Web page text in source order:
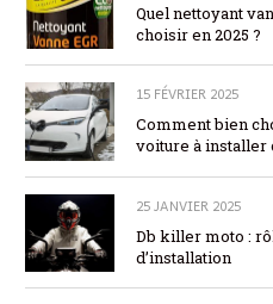
Quel nettoyant
choisir en 2025 ?
15 FÉVRIER 2025
Comment bien
voiture à installer
25 JANVIER 2025
Db killer moto :
d’installation